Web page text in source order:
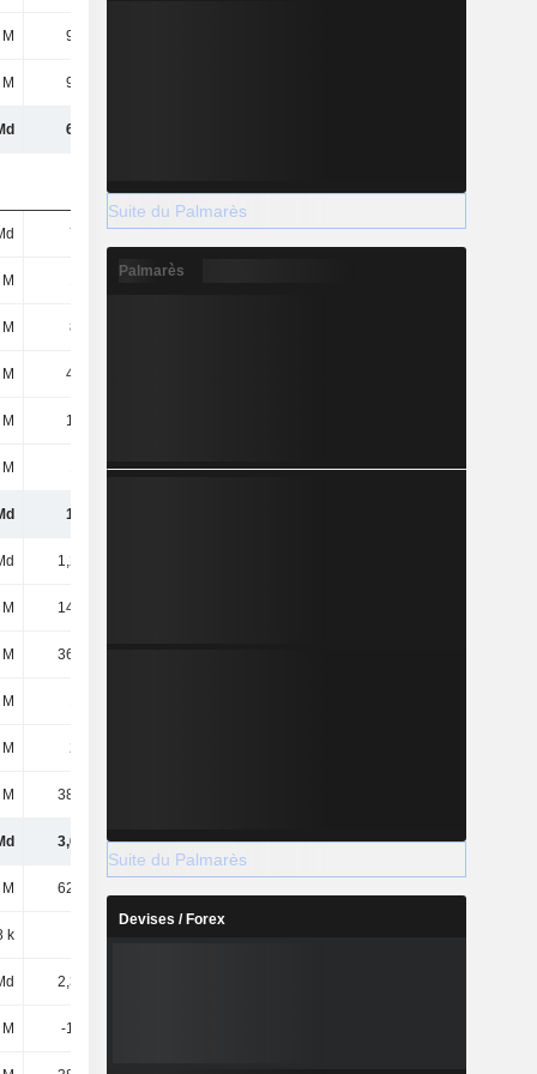
9,24 M
9,67 M
6,1 Md
795 M 672 M 622 M
104 M
844 M
4,37 M
12,6 M
138 M 131 M 122 M
1,9 Md
1,29 Md
14,46 M
36,35 M
206 M
38,47 M
3,64 Md 3,89 Md 3,52 Md
62,33 M
k
2,31 Md
-1,06 M
Suite du Palmarès
Palmarès
Suite du Palmarès
Devises / Forex